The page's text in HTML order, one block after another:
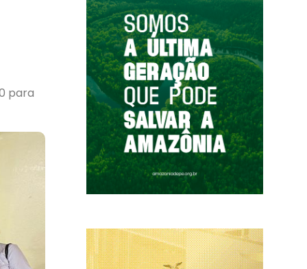
para